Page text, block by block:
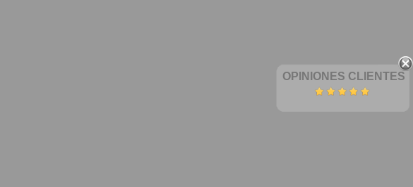
OPINIONES CLIENTES